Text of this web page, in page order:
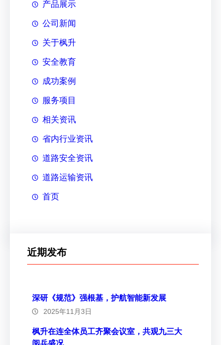
产品展示
公司新闻
关于枫升
安全教育
成功案例
服务项目
相关资讯
省内行业资讯
道路安全资讯
道路运输资讯
首页
近期发布
深研《规范》强根基，护航智能新发展
2025年11月3日
枫升在连全体员工齐聚会议室，共观九三大
阅兵盛况